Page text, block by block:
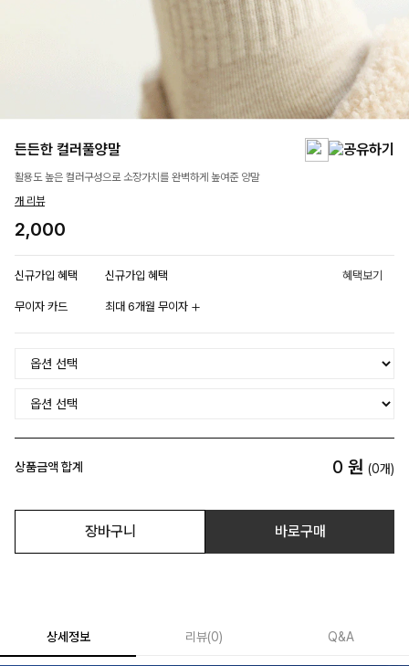
든든한 컬러풀양말
활용도 높은 컬러구성으로 소장가치를 완벽하게 높여준 양말
개 리뷰
2,000
신규가입 혜택 신규가입 혜택 혜택보기
무이자 카드 최대 6개월 무이자
상품금액 합계 0 원 (0개)
장바구니 바로구매
상세정보 리뷰(0) Q&A